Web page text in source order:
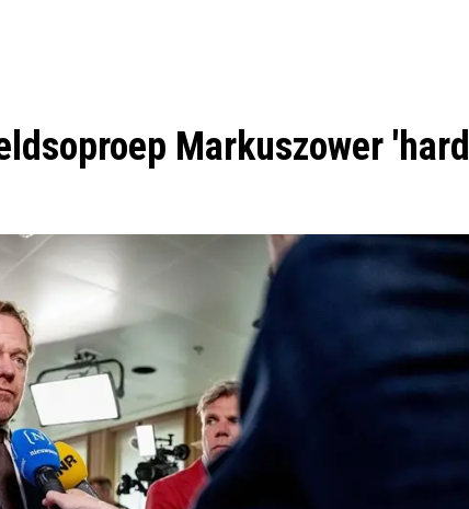
Markuszower 'hard